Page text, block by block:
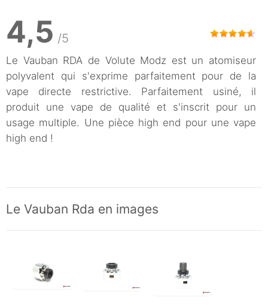
4,5 /5
Le Vauban RDA de Volute Modz est un atomiseur
polyvalent qui s'exprime parfaitement pour de la
vape directe restrictive. Parfaitement usiné, il
produit une vape de qualité et s'inscrit pour un
usage multiple. Une pièce high end pour une vape
high end !
Le Vauban Rda en images